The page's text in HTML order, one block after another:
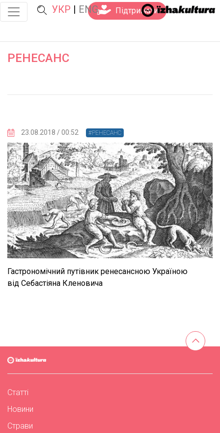
УКР | ENG Підтримати
РЕНЕСАНС
23.08.2018 / 00:52 #РЕНЕСАНС
Гастрономічний путівник ренесансною Україною
від Себастіяна Кленовича
Статті
Новини
Страви